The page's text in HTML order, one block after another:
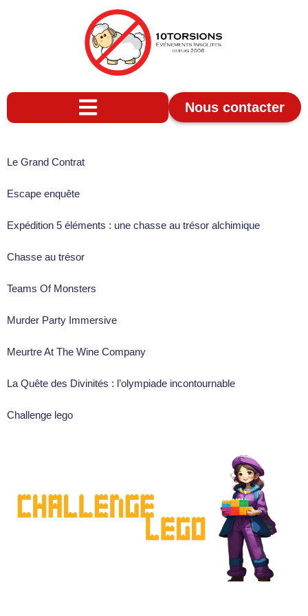
Nous contacter
Le Grand Contrat
Escape enquête
Expédition 5 éléments : une chasse au trésor alchimique
Chasse au trésor
Teams Of Monsters
Murder Party Immersive
Meurtre At The Wine Company
La Quête des Divinités : l’olympiade incontournable
Challenge lego